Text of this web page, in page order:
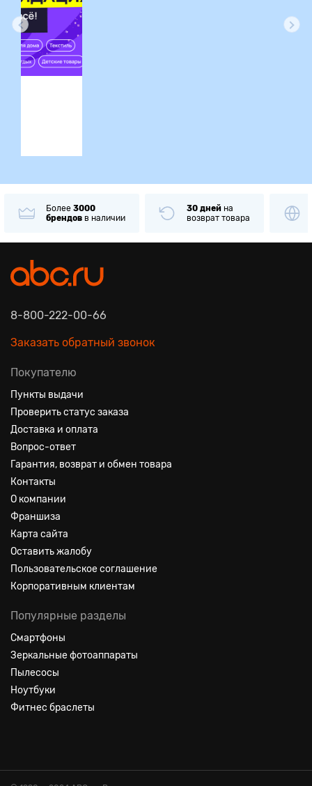
Более 3000
брендов в наличии
30 дней на
возврат товара
8-800-222-00-66
Заказать обратный звонок
Покупателю
Пункты выдачи
Проверить статус заказа
Доставка и оплата
Вопрос-ответ
Гарантия, возврат и обмен товара
Контакты
О компании
Франшиза
Карта сайта
Оставить жалобу
Пользовательское соглашение
Корпоративным клиентам
Популярные разделы
Смартфоны
Зеркальные фотоаппараты
Пылесосы
Ноутбуки
Фитнес браслеты